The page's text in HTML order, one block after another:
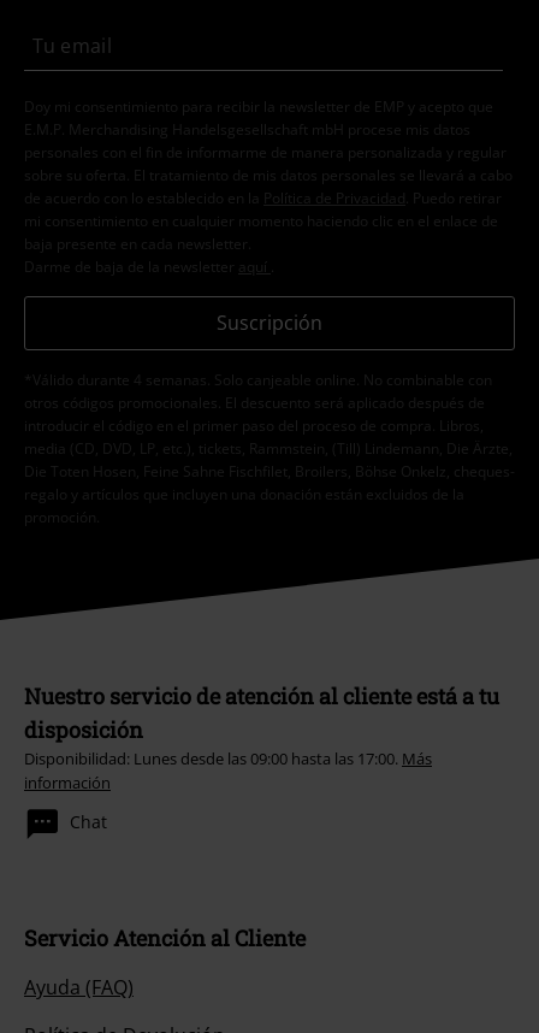
sobre su oferta. El tratamiento de mis datos personales se llevará a cabo
de acuerdo con lo establecido en laPolítica de Privacidad. Puedo retirar
baja presente en cada newsletter.
Darme de baja de la newsletteraquí
Suscripción
*Válido durante 4 semanas. Solo canjeable online. No combinable con
otros códigos promocionales. El descuento será aplicado después de
introducir el código en el primer paso del proceso de compra. Libros,
media (CD, DVD, LP, etc.), tickets, Rammstein, (Till) Lindemann, Die Ärzte,
Die Toten Hosen, Feine Sahne Fischfilet, Broilers, Böhse Onkelz, cheques-
promoción.
Nuestro servicio de atención al cliente está a tu
disposición
Chat
Servicio Atención al Cliente
Devolver un artículo
Información de tallas generales